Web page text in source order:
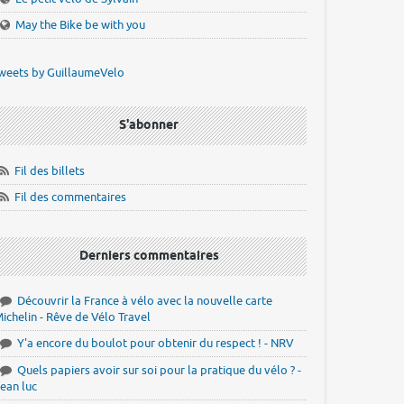
May the Bike be with you
by GuillaumeVelo
S'abonner
Fil des billets
Fil des commentaires
Derniers commentaires
Découvrir la France à vélo avec la nouvelle carte
- Rêve de Vélo Travel
Y'a encore du boulot pour obtenir du respect ! - NRV
Quels papiers avoir sur soi pour la pratique du vélo ? -
luc